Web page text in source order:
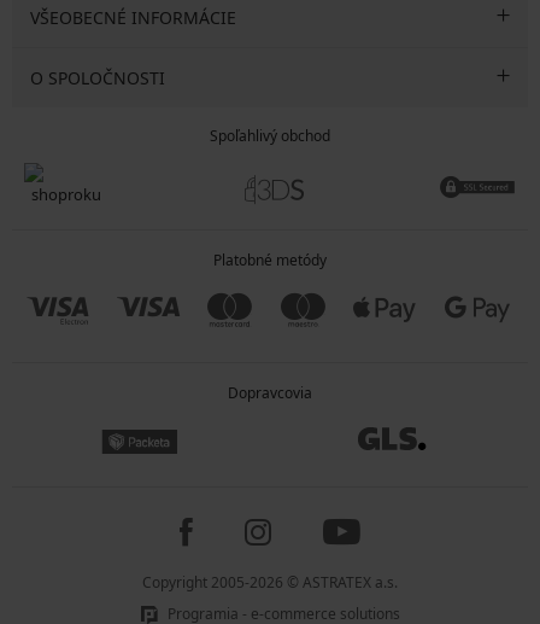
VŠEOBECNÉ INFORMÁCIE
O SPOLOČNOSTI
Spoľahlivý obchod
Platobné metódy
Dopravcovia
Copyright 2005-2026 © ASTRATEX a.s.
Programia - e-commerce solutions